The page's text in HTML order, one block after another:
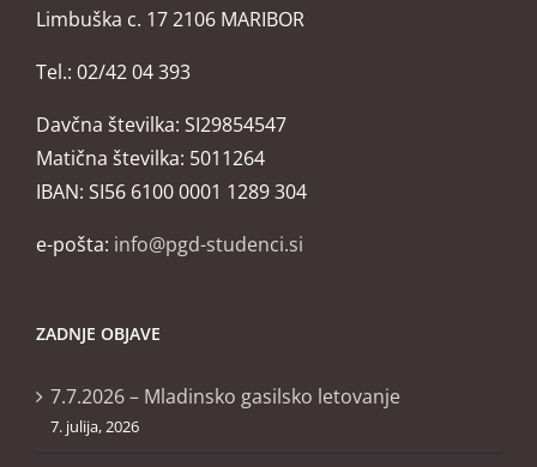
Limbuška c. 17 2106 MARIBOR
Tel.: 02/42 04 393
Davčna številka: SI29854547
Matična številka: 5011264
IBAN: SI56 6100 0001 1289 304
e-pošta: info@pgd-studenci.si
ZADNJE OBJAVE
7.7.2026 – Mladinsko gasilsko letovanje
7. julija, 2026